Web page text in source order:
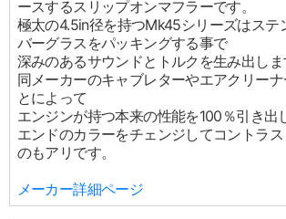
ースするスリップオンマフラーです。
極太の4.5in径を持つMk45シリーズはステ
バーグラスをパッキングする事で
深みのあるサウンドとトルクを生み出しま
同メーカーのキャブレターやエアクリー
とによって
エンジンが持つ本来の性能を100％引き出
エンドのカラーをチェンジしてコントラ
のもアリです。
メーカー詳細ページ